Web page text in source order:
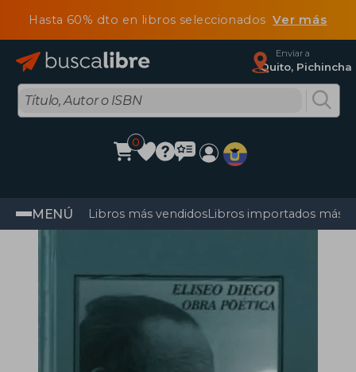
Hasta 60% dto en libros seleccionadosVer más
Enviar a
Quito, Pichincha
0
MENÚ Libros más vendidosLibros importados más